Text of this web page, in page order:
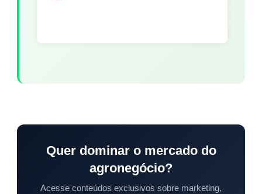
Quer dominar o mercado do
agronegócio?
Acesse conteúdos exclusivos sobre marketing,